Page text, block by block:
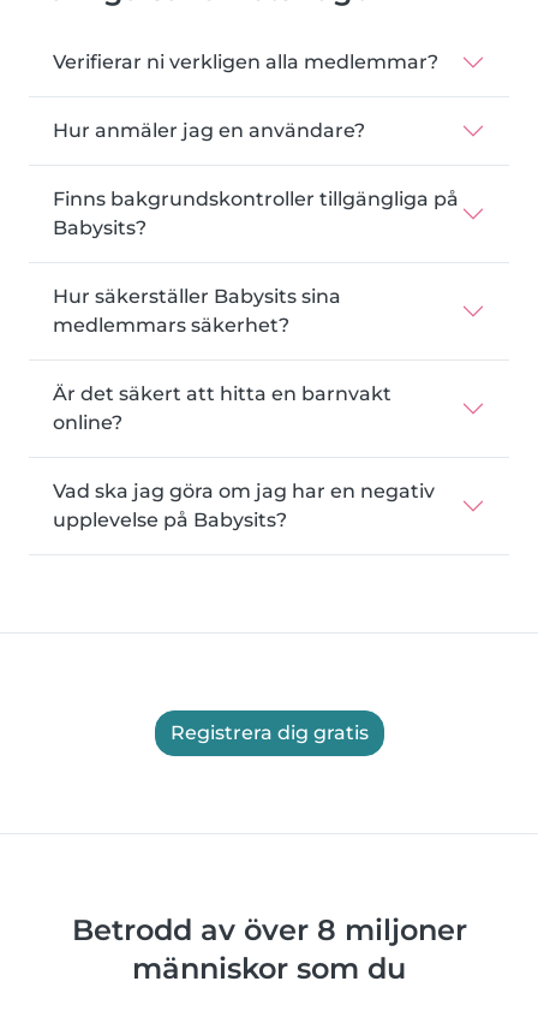
Verifierar ni verkligen alla medlemmar?
Hur anmäler jag en användare?
Finns bakgrundskontroller tillgängliga på
Babysits?
Hur säkerställer Babysits sina
medlemmars säkerhet?
Är det säkert att hitta en barnvakt
online?
Vad ska jag göra om jag har en negativ
upplevelse på Babysits?
Registrera dig gratis
Betrodd av över 8 miljoner
människor som du